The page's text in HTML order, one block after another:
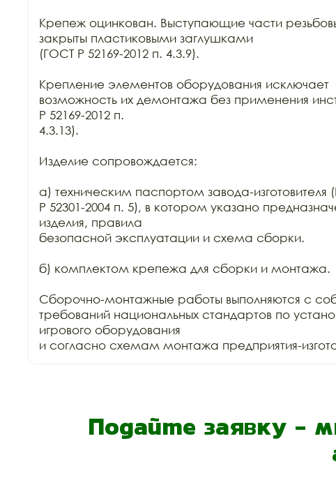
Крепеж оцинкован. Выступающие части
закрыты пластиковыми заглушками
(ГОСТ Р 52169-2012 п. 4.3.9).
Крепление элементов оборудования исключает
возможность их демонтажа без применения
Р 52169-2012 п.
4.3.13).
Изделие сопровождается:
а) техническим паспортом завода-изготовителя
Р 52301-2004 п. 5), в котором указано
изделия, правила
безопасной эксплуатации и схема сборки.
б) комплектом крепежа для сборки и монтажа.
Сборочно-монтажные работы выполняются с
требований национальных стандартов по
игрового оборудования
и согласно схемам монтажа предприятия-
Подайте заявку -